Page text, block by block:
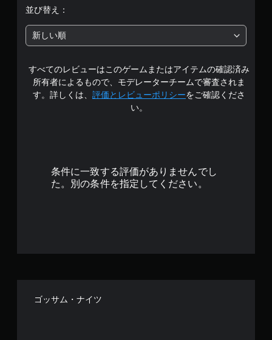
5
段
階
中
す
並び替え：
新しい順
すべてのレビューはこのゲームまたはアイテムの確認済み
所有者によるもので、モデレーターチームで審査されま
す。詳しくは、 評価とレビューポリシーをご確認くださ
い。
条件に一致する評価がありませんでし
た。別の条件を指定してください。
ゴッサム・ナイツ